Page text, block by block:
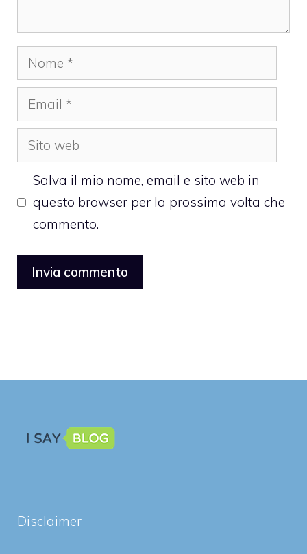
Nome
Email
Sito
web
Salva il mio nome, email e sito web in
questo browser per la prossima volta che
commento.
Disclaimer